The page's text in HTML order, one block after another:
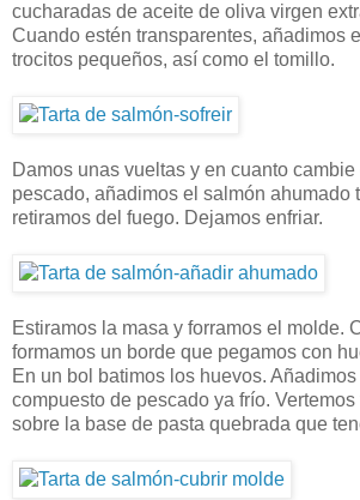
cucharadas de aceite de oliva virgen
Cuando estén transparentes, añadimos
trocitos pequeños, así como el tomillo.
Damos unas vueltas y en cuanto cambie
pescado, añadimos el salmón ahumado
retiramos del fuego. Dejamos enfriar.
Estiramos la masa y forramos el molde.
formamos un borde que pegamos con
En un bol batimos los huevos. Añadimos
compuesto de pescado ya frío.
sobre la base de pasta quebrada que